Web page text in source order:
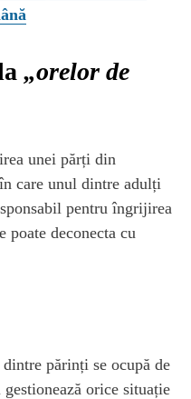
„orelor de
unei părți din
care unul dintre adulți
pentru îngrijirea
deconecta cu
părinți se ocupă de
orice situație